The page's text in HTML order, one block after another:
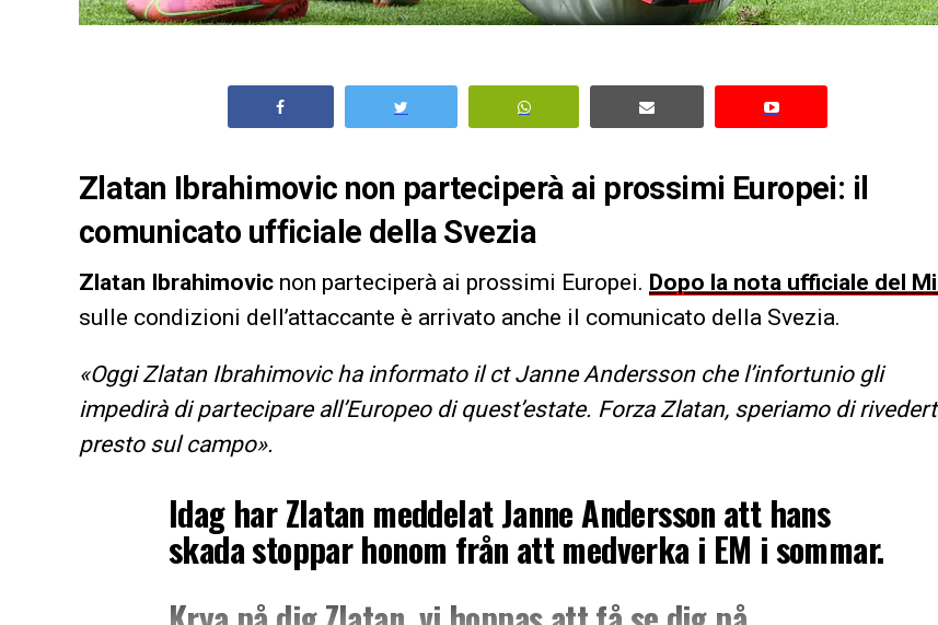
Zlatan Ibrahimovic non parteciperà ai prossimi Europei: il
comunicato ufficiale della Svezia
Zlatan Ibrahimovic non parteciperà ai prossimi Europei. Dopo la nota ufficiale del
sulle condizioni dell’attaccante è arrivato anche il comunicato della Svezia.
«Oggi Zlatan Ibrahimovic ha informato il ct Janne Andersson che l’infortunio gli
impedirà di partecipare all’Europeo di quest’estate. Forza Zlatan, speriamo di
presto sul campo».
Idag har Zlatan meddelat Janne Andersson att hans
skada stoppar honom från att medverka i EM i sommar.